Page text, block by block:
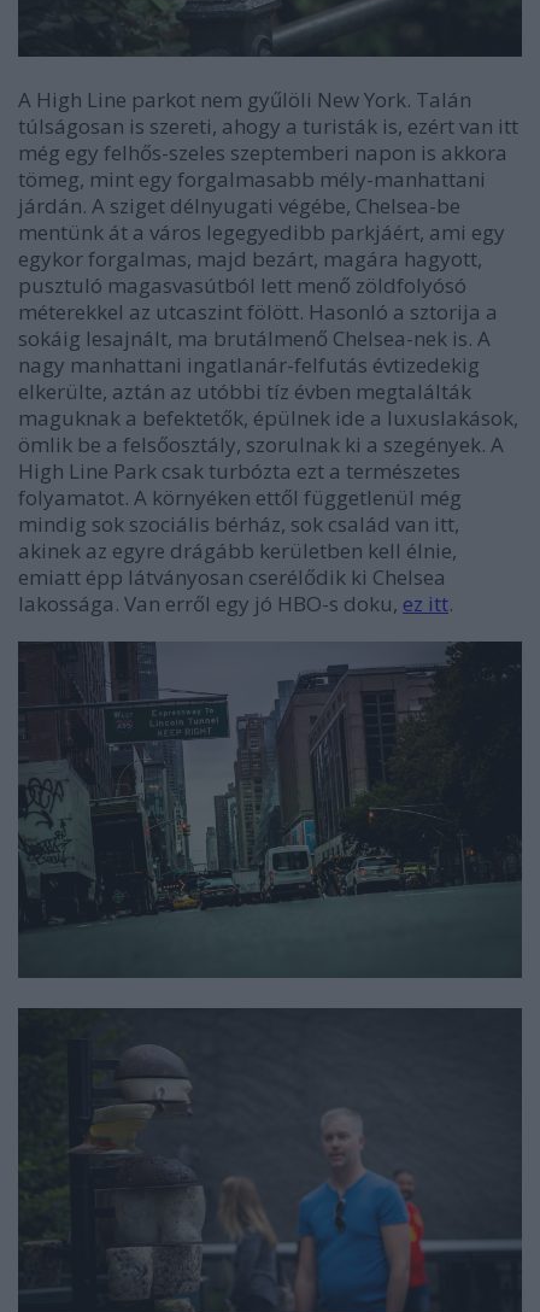
A High Line parkot nem gyűlöli New York. Talán
túlságosan is szereti, ahogy a turisták is, ezért van itt
még egy felhős-szeles szeptemberi napon is akkora
tömeg, mint egy forgalmasabb mély-manhattani
járdán. A sziget délnyugati végébe, Chelsea-be
mentünk át a város legegyedibb parkjáért, ami egy
egykor forgalmas, majd bezárt, magára hagyott,
pusztuló magasvasútból lett menő zöldfolyósó
méterekkel az utcaszint fölött. Hasonló a sztorija a
sokáig lesajnált, ma brutálmenő Chelsea-nek is. A
nagy manhattani ingatlanár-felfutás évtizedekig
elkerülte, aztán az utóbbi tíz évben megtalálták
maguknak a befektetők, épülnek ide a luxuslakások,
ömlik be a felsőosztály, szorulnak ki a szegények. A
High Line Park csak turbózta ezt a természetes
folyamatot. A környéken ettől függetlenül még
mindig sok szociális bérház, sok család van itt,
akinek az egyre drágább kerületben kell élnie,
emiatt épp látványosan cserélődik ki Chelsea
lakossága. Van erről egy jó HBO-s doku, ez itt.